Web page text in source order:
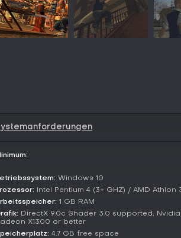
Windows 10
Intel Pentium 4 (3+ GHZ) / AMD Athlon
1 GB RAM
DirectX 9.0c Shader 3.0 supported,
X1300 or better
4.7 GB free space